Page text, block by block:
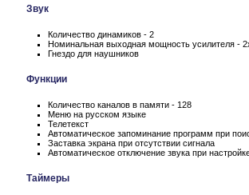
Звук
Количество динамиков - 2
Номинальная выходная мощность усилителя -
Гнездо для наушников
Функции
Количество каналов в памяти - 128
Меню на русском языке
Телетекст
Автоматическое запоминание программ при
Заставка экрана при отсутствии сигнала
Автоматическое отключение звука при
Таймеры